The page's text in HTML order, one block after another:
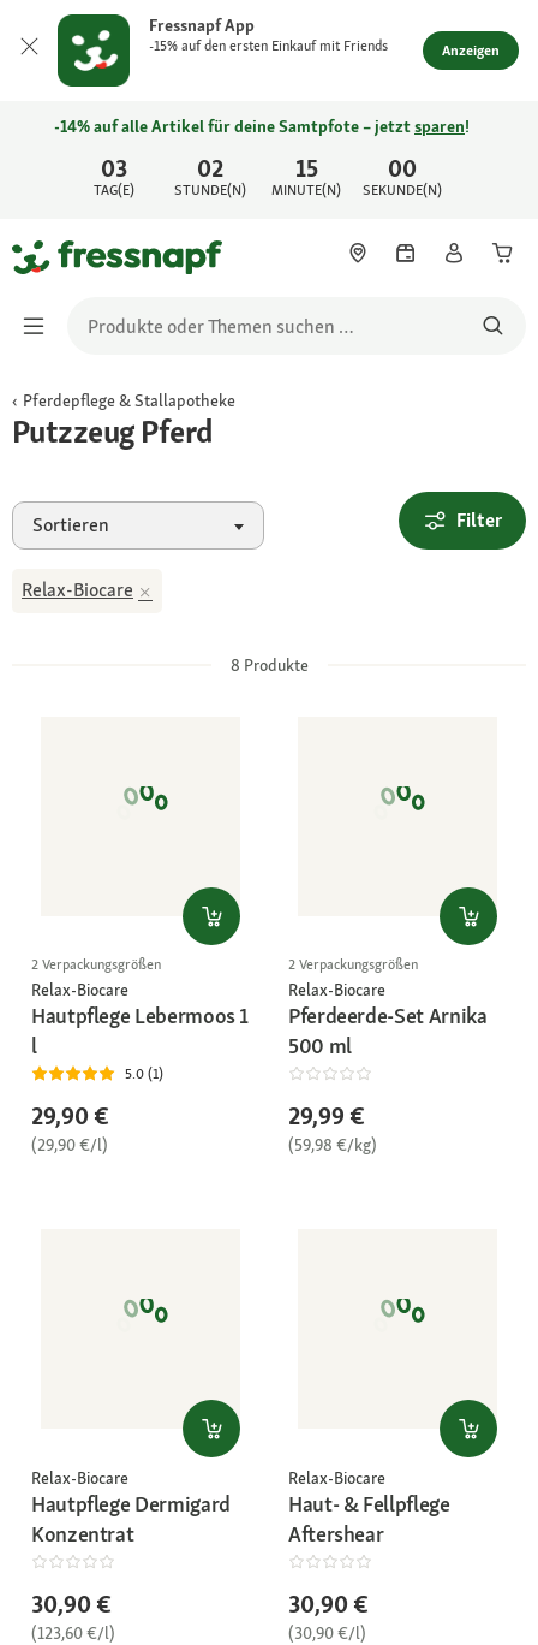
Fressnapf App
-15% auf den ersten Einkauf mit Friends Anzeigen
03
TAG(E)
02
STUNDE(N)
15
MINUTE(N)
00
SEKUNDE(N)
-14% auf alle Artikel für deine Samtpfote – jetztsparen!
Pferdepflege & Stallapotheke
Putzzeug Pferd
Sortieren Filter
Relax-Biocare
8 Produkte
2 Verpackungsgrößen
Relax-Biocare
Hautpflege Lebermoos 1
l
5.0 (1)
29,90 €
(29,90 €/l)
2 Verpackungsgrößen
Relax-Biocare
Pferdeerde-Set Arnika
500 ml
29,99 €
(59,98 €/kg)
Relax-Biocare
Hautpflege Dermigard
Konzentrat
30,90 €
(123,60 €/l)
Relax-Biocare
Haut- & Fellpflege
Aftershear
30,90 €
(30,90 €/l)